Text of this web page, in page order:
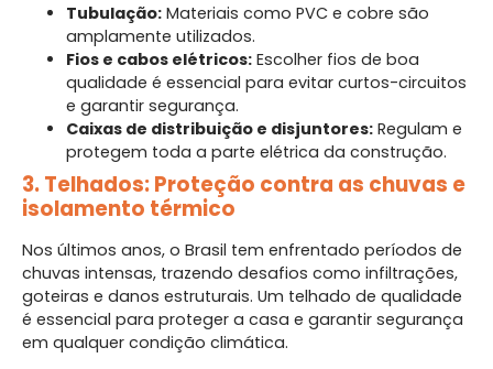
Tubulação: Materiais como PVC e cobre são
amplamente utilizados.
Fios e cabos elétricos: Escolher fios de boa
qualidade é essencial para evitar curtos-circuitos
e garantir segurança.
Caixas de distribuição e disjuntores: Regulam e
protegem toda a parte elétrica da construção.
3. Telhados: Proteção contra as chuvas e
isolamento térmico
Nos últimos anos, o Brasil tem enfrentado períodos de
chuvas intensas, trazendo desafios como infiltrações,
goteiras e danos estruturais. Um telhado de qualidade
é essencial para proteger a casa e garantir segurança
em qualquer condição climática.